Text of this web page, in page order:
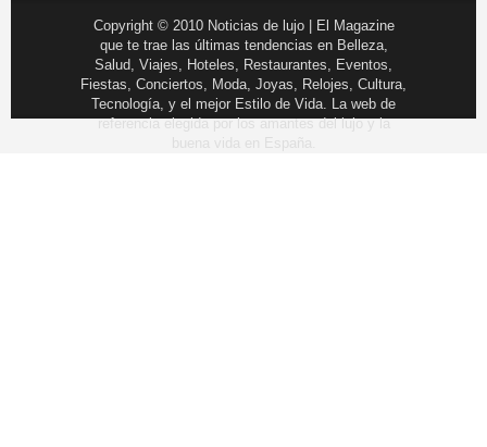
Copyright © 2010 Noticias de lujo | El Magazine
que te trae las últimas tendencias en Belleza,
Salud, Viajes, Hoteles, Restaurantes, Eventos,
Fiestas, Conciertos, Moda, Joyas, Relojes, Cultura,
Tecnología, y el mejor Estilo de Vida. La web de
referencia elegida por los amantes del lujo y la